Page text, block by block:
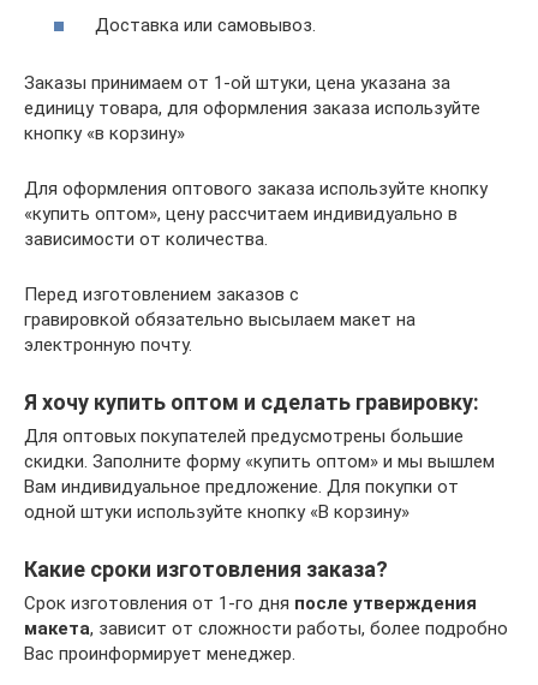
Доставка или самовывоз.
Заказы принимаем от 1-ой штуки, цена указана за
единицу товара, для оформления заказа используйте
кнопку «в корзину»
Для оформления оптового заказа используйте кнопку
«купить оптом», цену рассчитаем индивидуально в
зависимости от количества.
Перед изготовлением заказов с
гравировкой обязательно высылаем макет на
электронную почту.
Я хочу купить оптом и сделать гравировку:
Для оптовых покупателей предусмотрены большие
скидки. Заполните форму «купить оптом» и мы вышлем
Вам индивидуальное предложение. Для покупки от
одной штуки используйте кнопку «В корзину»
Какие сроки изготовления заказа?
Срок изготовления от 1-го дня после утверждения
макета, зависит от сложности работы, более подробно
Вас проинформирует менеджер.